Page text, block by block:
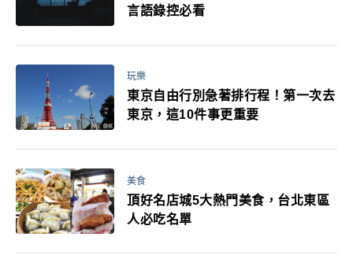
言語錄控必看
玩樂
東京自由行別急著排行程！第一次去
東京，這10件事更重要
美食
頂好名店城5大熱門美食，台北東區
人必吃名單